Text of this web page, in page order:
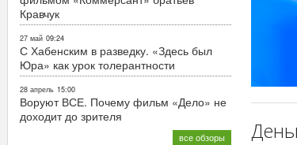
Кравчук
27 май 09:24
С Хабенским в разведку. «Здесь был
Юра» как урок толерантности
28 апрель 15:00
Воруют ВСЕ. Почему фильм «Дело» не
доходит до зрителя
все обзоры